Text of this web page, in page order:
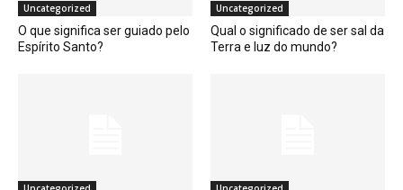
Uncategorized
O que significa ser guiado pelo
Espírito Santo?
Uncategorized
Qual o significado de ser sal da
Terra e luz do mundo?